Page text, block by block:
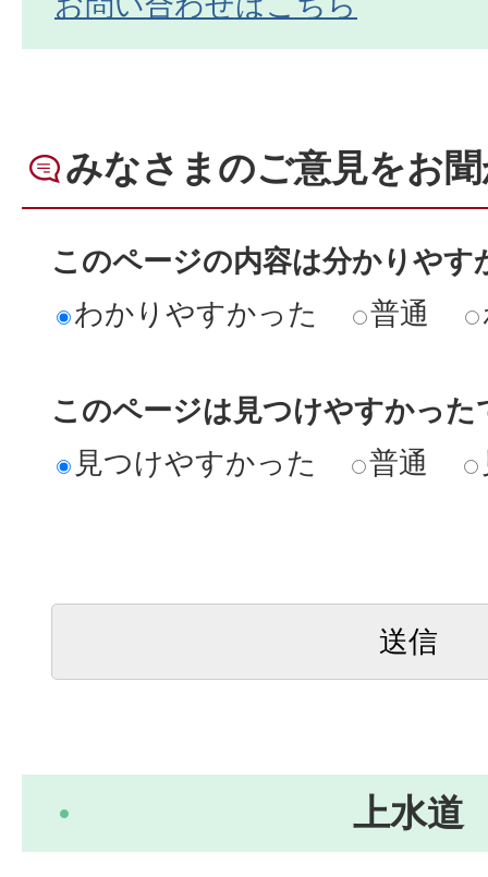
みなさまのご意見をお
このページの内容は分かりやす
わかりやすかった
普通
このページは見つけやすかった
見つけやすかった
普通
上水道